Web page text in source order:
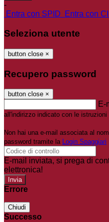
-
Entra con SPID
Entra con
Seleziona utente
button close ×
Recupero password
button close ×
E-
all'indirizzo indicato con le istruzioni
Non hai una e-mail associata al
password tramite la Login Spaggiari
E-mail inviata, si prega di
elettronica!
Errore
Chiudi
Successo